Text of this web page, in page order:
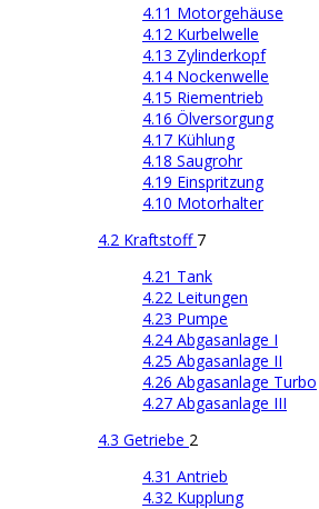
4.11 Motorgehäuse
4.12 Kurbelwelle
4.13 Zylinderkopf
4.14 Nockenwelle
4.15 Riementrieb
4.16 Ölversorgung
4.17 Kühlung
4.18 Saugrohr
4.19 Einspritzung
4.10 Motorhalter
4.2 Kraftstoff 7
4.21 Tank
4.22 Leitungen
4.23 Pumpe
4.24 Abgasanlage I
4.25 Abgasanlage II
4.26 Abgasanlage Turbo
4.27 Abgasanlage III
4.3 Getriebe 2
4.31 Antrieb
4.32 Kupplung